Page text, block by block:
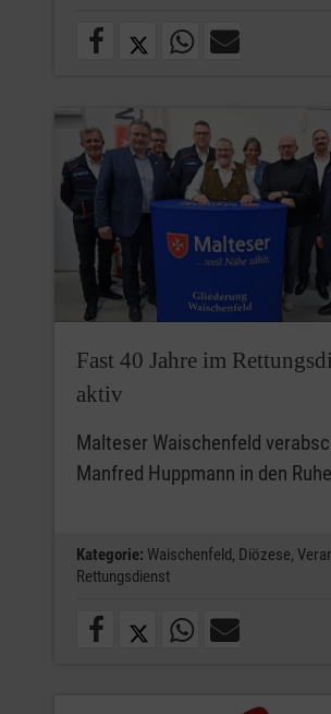
Fast 40 Jahre im
aktiv
Malteser Waischenfeld
Manfred Huppmann in den
Kategorie: Waischenfeld, Diözese,
Rettungsdienst